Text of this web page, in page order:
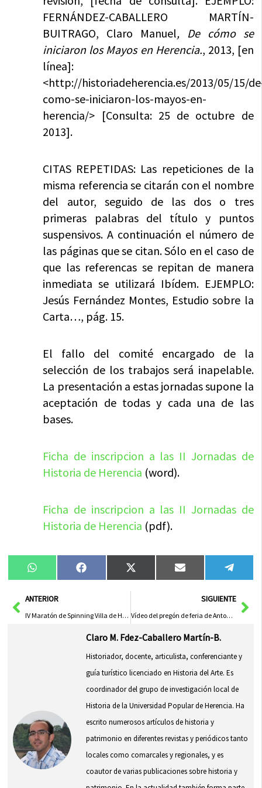
FERNÁNDEZ-CABALLERO MARTÍN-
BUITRAGO, Claro Manuel, De cómo se
iniciaron los Mayos en Herencia., 2013, [en
línea]:
<http://historiadeherencia.es/2013/05/15/
como-se-iniciaron-los-mayos-en-
herencia/> [Consulta: 25 de octubre de
2013].
CITAS REPETIDAS: Las repeticiones de la
misma referencia se citarán con el nombre
del autor, seguido de las dos o tres
primeras palabras del título y puntos
suspensivos. A continuación el número de
las páginas que se citan. Sólo en el caso de
que las referencas se repitan de manera
inmediata se utilizará Ibídem. EJEMPLO:
Jesús Fernández Montes, Estudio sobre la
Carta…, pág. 15.
El fallo del comité encargado de la
selección de los trabajos será inapelable.
La presentación a estas jornadas supone la
aceptación de todas y cada una de las
bases.
Ficha de inscripcion a las II Jornadas de
Historia de Herencia (word).
Ficha de inscripcion a las II Jornadas de
Historia de Herencia (pdf).
Compartir
en
WhatsAppCompartir
en
FacebookCompartir
en
X
(Twitter)
Compartir
en
Email
en
AntANTERIOR
IV Maratón de Spinning Villa de Herencia
SIGUIENTE
Vídeo del pregón de feria de Antonio Martín-Viveros
Claro M. Fdez-Caballero Martín-B.
Historiador, docente, articulista, conferenciante y
guía turístico licenciado en Historia del Arte. Es
coordinador del grupo de investigación local de
Historia de la Universidad Popular de Herencia. Ha
escrito numerosos artículos de historia y
patrimonio en diferentes revistas y periódicos tanto
locales como comarcales y regionales, y es
coautor de varias publicaciones sobre historia y